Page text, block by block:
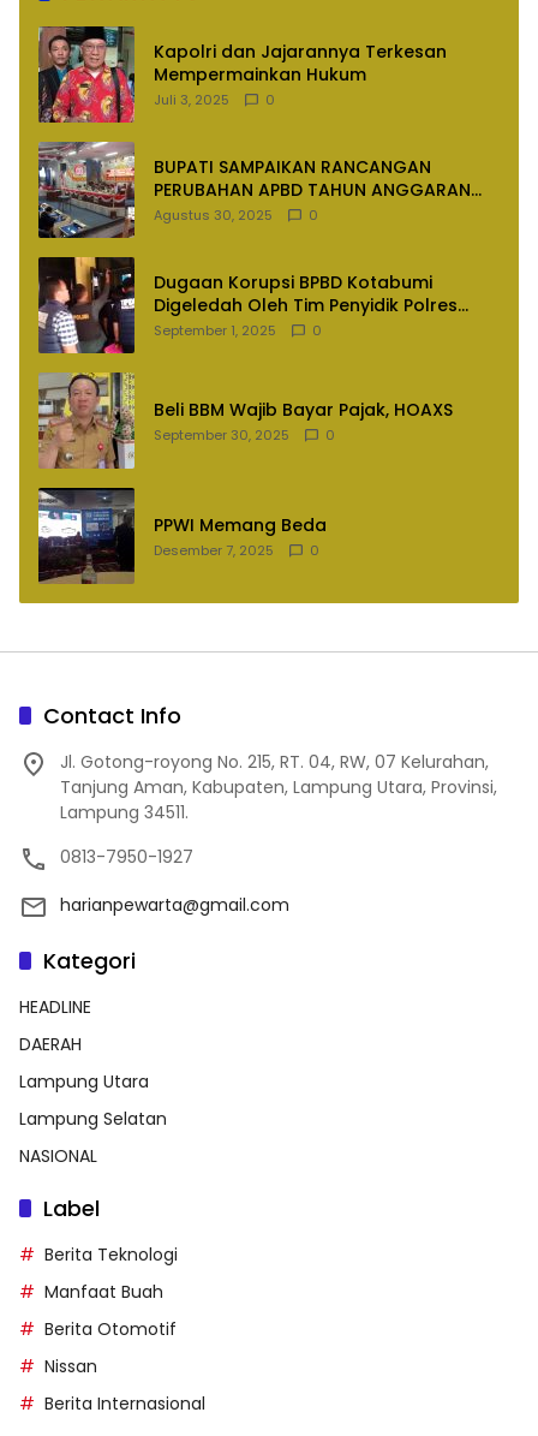
Kapolri dan Jajarannya Terkesan
Mempermainkan Hukum
Juli 3, 2025 0
BUPATI SAMPAIKAN RANCANGAN
PERUBAHAN APBD TAHUN ANGGARAN
2025
Agustus 30, 2025 0
Dugaan Korupsi BPBD Kotabumi
Digeledah Oleh Tim Penyidik Polres
Lampung Utara
September 1, 2025 0
Beli BBM Wajib Bayar Pajak, HOAXS
September 30, 2025 0
PPWI Memang Beda
Desember 7, 2025 0
Contact Info
Jl. Gotong-royong No. 215, RT. 04, RW, 07 Kelurahan,
Tanjung Aman, Kabupaten, Lampung Utara, Provinsi,
Lampung 34511.
0813-7950-1927
harianpewarta@gmail.com
Kategori
HEADLINE
DAERAH
Lampung Utara
Lampung Selatan
NASIONAL
Label
Berita Teknologi
Manfaat Buah
Berita Otomotif
Nissan
Berita Internasional